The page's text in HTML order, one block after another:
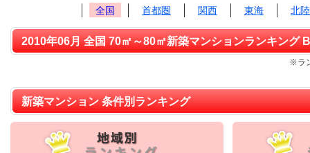
全国 首都圏 関西 東海 北
2010年06月 全国 70㎡～80㎡新築マンションランキング
※ラ
新築マンション 条件別ランキング